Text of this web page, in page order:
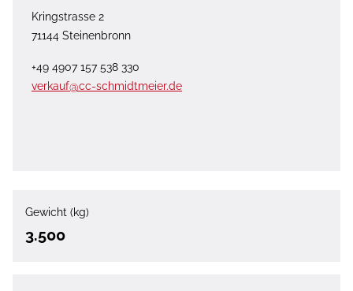
Kringstrasse 2
71144 Steinenbronn
+49 4907 157 538 330
verkauf@cc-schmidtmeier.de
Gewicht (kg)
3.500